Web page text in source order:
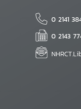
0 2141
0 2143